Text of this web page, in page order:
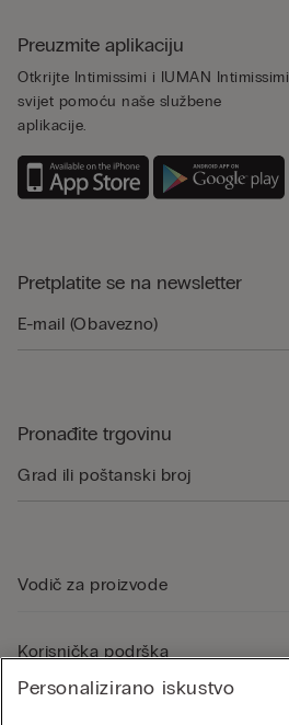
Preuzmite aplikaciju
Otkrijte Intimissimi i IUMAN Intimissimi
svijet pomoću naše službene
aplikacije.
Pretplatite se na newsletter
Pronađite trgovinu
Vodič za proizvode
Korisnička podrška
Personalizirano iskustvo